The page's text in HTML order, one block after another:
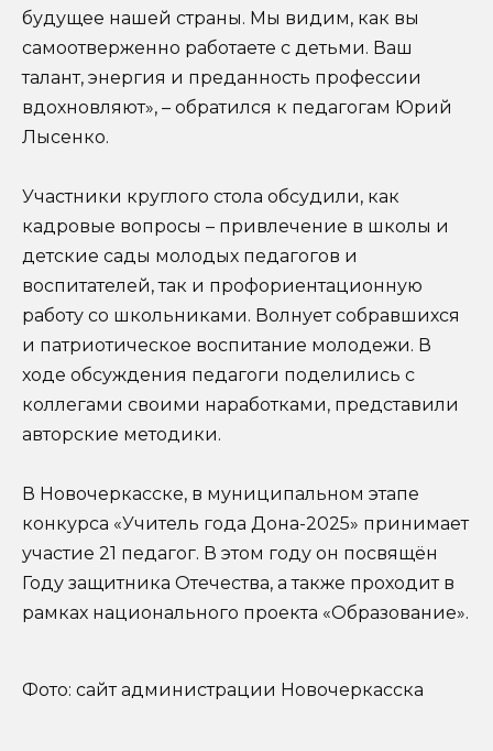
будущее нашей страны. Мы видим, как вы
самоотверженно работаете с детьми. Ваш
талант, энергия и преданность профессии
вдохновляют», – обратился к педагогам Юрий
Лысенко.
Участники круглого стола обсудили, как
кадровые вопросы – привлечение в школы и
детские сады молодых педагогов и
воспитателей, так и профориентационную
работу со школьниками. Волнует собравшихся
и патриотическое воспитание молодежи. В
ходе обсуждения педагоги поделились с
коллегами своими наработками, представили
авторские методики.
В Новочеркасске, в муниципальном этапе
конкурса «Учитель года Дона-2025» принимает
участие 21 педагог. В этом году он посвящён
Году защитника Отечества, а также проходит в
рамках национального проекта «Образование».
Фото: сайт администрации Новочеркасска